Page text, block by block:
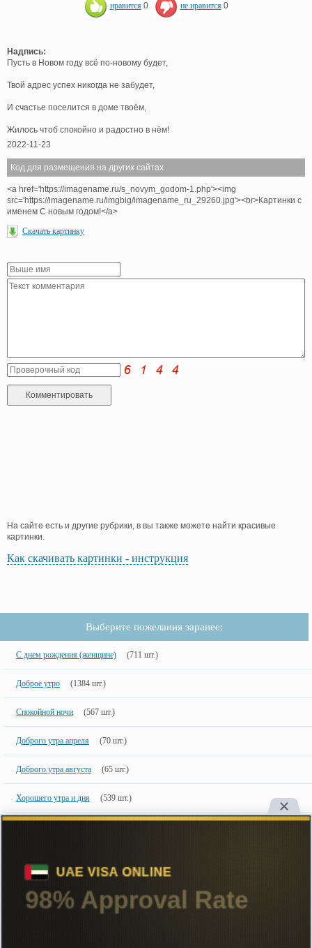
нравится 0 не нравится 0
Надпись:
Пусть в Новом году всё по-новому будет,
Твой адрес успех никогда не забудет,
И счастье поселится в доме твоём,
Жилось чтоб спокойно и радостно в нём!
2022-11-23
Код для размещения на других сайтах
<a href='https://imagename.ru/s_novym_godom-1.php'><img
src='https://imagename.ru/imgbig/imagename_ru_29260.jpg'><br>Картинки с
именем С новым годом!</a>
Скачать картинку
На сайте есть и другие рубрики, в вы также можете найти красивые
картинки.
Как скачивать картинки - инструкция
Выберите пожелания заранее:
С днем рождения (женщине) (711 шт.)
Доброе утро (1384 шт.)
Спокойной ночи (567 шт.)
Доброго утра апреля (70 шт.)
Доброго утра августа (65 шт.)
Хорошего утра и дня (539 шт.)
Новинки
50 шт.
50 недавно добавленных фото с именами.
Copyright
Большинство картинок созданы специально для сайта, поэтому